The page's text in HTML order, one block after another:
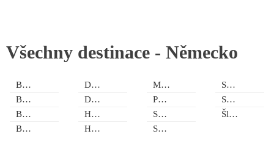
Všechny destinace - Německo
Bádensko-Württembersko
Bavorsko
Berlín a okolí
Braniborsko
Dolní Sasko
Durynsko
Hamburk
Hesensko
Meklenbursko-Přední Pomořansko
Porýní-Falcko
Sársko
Sasko
Sasko-Anhaltsko
Severní Porýní-Vestfálsko
Šlesvicko-Holštýnsko